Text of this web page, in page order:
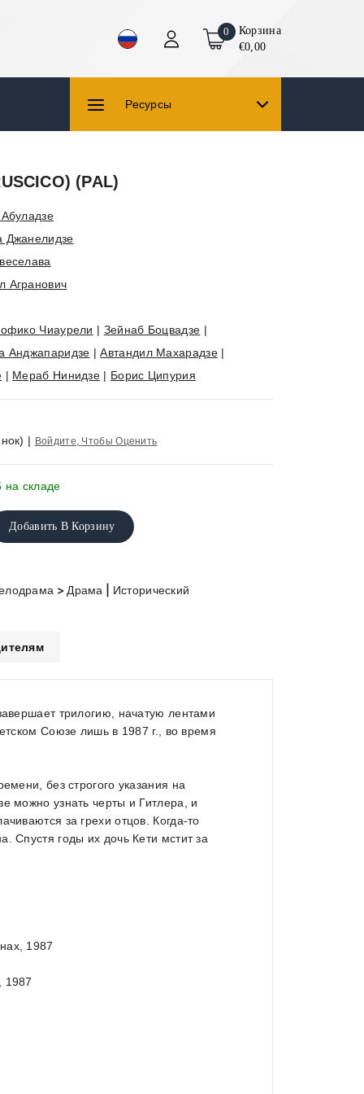
0
Корзина
€0,00
Ресурсы
(PAL)
Джанелидзе
Агранович
Чиаурели | Зейнаб Боцвадзе |
Анджапаридзе |Автандил Махарадзе|
| Мераб Нинидзе | Борис Ципурия
| Войдите, Чтобы Оценить
на складе
Добавить В Корзину
> Драма Исторический
трилогию, начатую лентами
Союзе лишь в 1987 г., во время
без строгого указания на
можно узнать черты и Гитлера, и
за грехи отцов. Когда-то
Спустя годы их дочь Кети мстит за
1987
1987